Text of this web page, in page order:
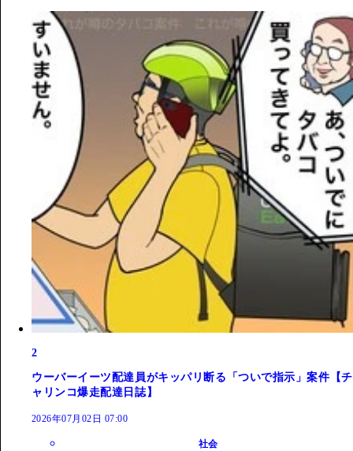
2
ウーバーイーツ配達員がキッパリ断る「ついで指示」案件【チ
ャリンコ爆走配達日誌】
2026年07月02日 07:00
社会